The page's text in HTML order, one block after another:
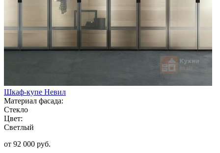
Шкаф-купе Невил
Материал фасада:
Стекло
Цвет:
Светлый
от 92 000 руб.